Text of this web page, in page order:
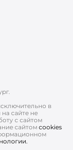
в
сайте не
с сайтом
сайтом cookies